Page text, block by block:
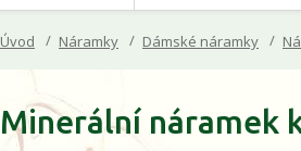
Úvod Náramky Dámské náramky
Minerální náramek